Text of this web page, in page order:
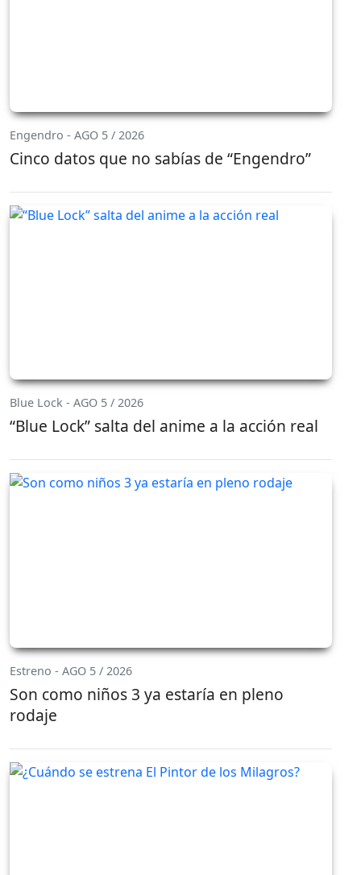
Engendro - AGO 5 / 2026
Cinco datos que no sabías de “Engendro”
Blue Lock - AGO 5 / 2026
“Blue Lock” salta del anime a la acción real
Estreno - AGO 5 / 2026
Son como niños 3 ya estaría en pleno
rodaje